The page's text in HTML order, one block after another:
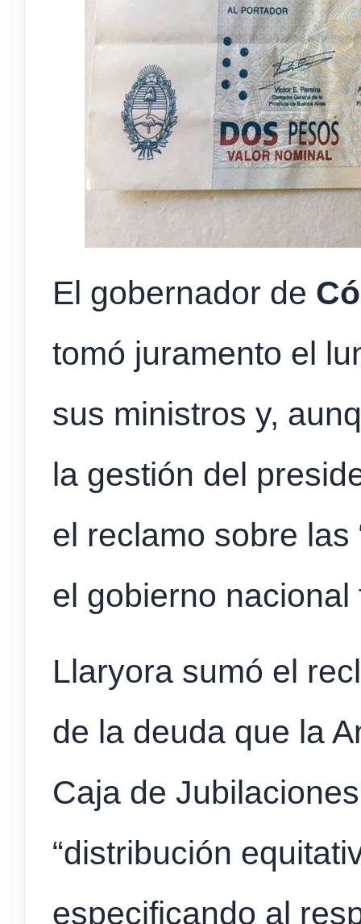
El gobernador de
tomó juramento el
sus ministros y,
la gestión del
el reclamo sobre las
el gobierno
Llaryora sumó el
de la deuda que la
Caja de
“distribución
especificando al